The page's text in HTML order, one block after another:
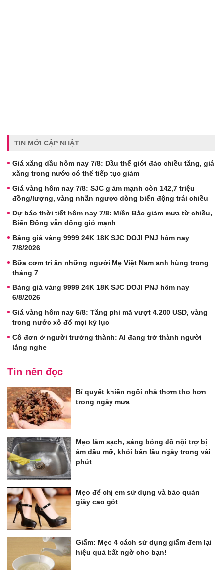
TIN MỚI CẬP NHẬT
Giá xăng dầu hôm nay 7/8: Dầu thế giới đảo chiều tăng, giá
xăng trong nước có thể tiếp tục giảm
Giá vàng hôm nay 7/8: SJC giảm mạnh còn 142,7 triệu
đồng/lượng, vàng nhẫn ngược dòng biến động trái chiều
Dự báo thời tiết hôm nay 7/8: Miền Bắc giảm mưa từ chiều,
Biển Đông vẫn dông gió mạnh
Bảng giá vàng 9999 24K 18K SJC DOJI PNJ hôm nay
7/8/2026
Bữa cơm tri ân những người Mẹ Việt Nam anh hùng trong
tháng 7
Bảng giá vàng 9999 24K 18K SJC DOJI PNJ hôm nay
6/8/2026
Giá vàng hôm nay 6/8: Tăng phi mã vượt 4.200 USD, vàng
trong nước xô đổ mọi kỷ lục
Cô đơn ở người trưởng thành: AI đang trở thành người
lắng nghe
Tin nên đọc
Bí quyết khiến ngôi nhà thơm tho hơn
trong ngày mưa
Mẹo làm sạch, sáng bóng đồ nội trợ bị
ám dầu mỡ, khói bẩn lâu ngày trong vài
phút
Mẹo để chị em sử dụng và bảo quản
giày cao gót
Giấm: Mẹo 4 cách sử dụng giấm đem lại
hiệu quả bất ngờ cho bạn!